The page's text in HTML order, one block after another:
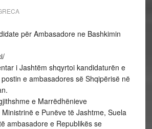
për Ambasadore ne Bashkimin
i Jashtëm shqyrtoi kandidaturën e
e ambasadores së Shqipërisë në
e Marrëdhënieve
e Punëve të Jashtme, Suela
ambasadore e Republikës se